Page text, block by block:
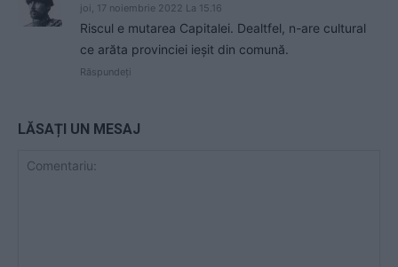
joi, 17 noiembrie 2022 La 15.16
Riscul e mutarea Capitalei. Dealtfel, n-are cultural
ce arăta provinciei ieșit din comună.
Răspundeți
LĂSAȚI UN MESAJ